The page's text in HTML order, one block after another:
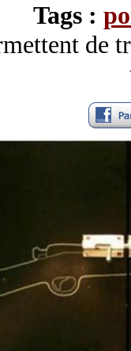
Tags :
de